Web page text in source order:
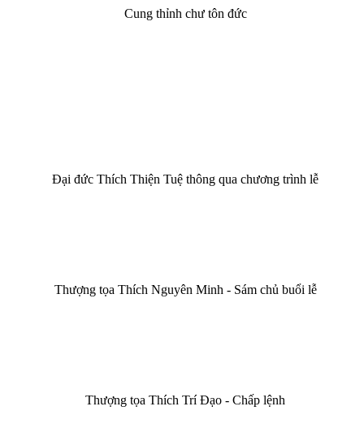
Cung thỉnh chư tôn đức
Đại đức Thích Thiện Tuệ thông qua chương trình lễ
Thượng tọa Thích Nguyên Minh - Sám chủ buổi lễ
Thượng tọa Thích Trí Đạo - Chấp lệnh